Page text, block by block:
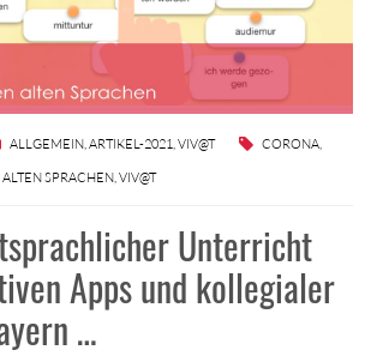
ALLGEMEIN,ARTIKEL-2021,VIV@T CORONA,
SPRACHEN,VIV@T
Unterricht
Apps und kollegialer
…